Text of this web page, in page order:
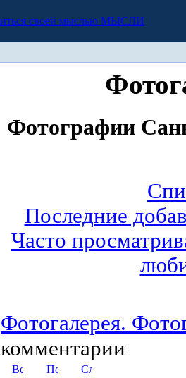
МЫСЛИ
Фотографии
Последние
Часто
Фотогалерея.
комментарии